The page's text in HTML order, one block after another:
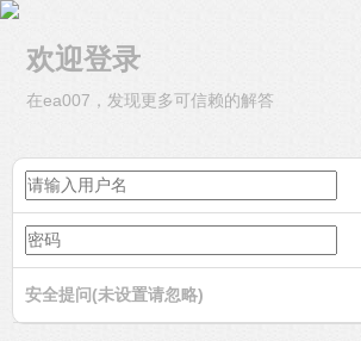
欢迎登录
在ea007，发现更多可信赖的解答
安全提问(未设置请忽略)